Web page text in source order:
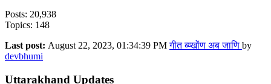
Posts: 20,938
Topics: 148
Last post: August 22, 2023, 01:34:39 PMगीत ब्य्खोंण अब जाणि by
devbhumi
Uttarakhand Updates